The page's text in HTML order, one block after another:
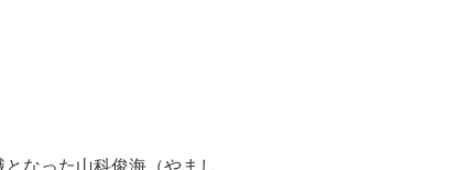
なった山科俊海（やまし